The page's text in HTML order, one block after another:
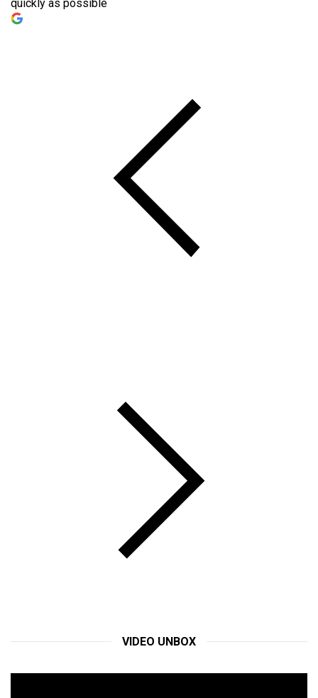
quickly as possible
VIDEO UNBOX